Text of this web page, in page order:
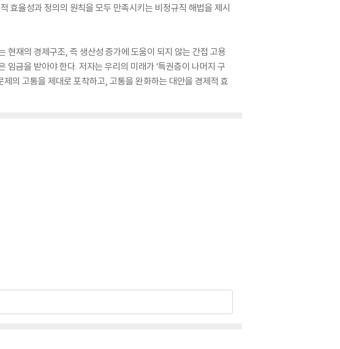
효율성과 정의의 원칙을 모두 만족시키는 비정규직 해법을 제시
현재의 경제구조, 즉 생산성 증가에 도움이 되지 않는 간접 고용
금을 받아야 한다. 저자는 우리의 미래가 ‘특권층이 나머지 구
의 고통을 제대로 포착하고, 고통을 완화하는 대안을 경제적 효